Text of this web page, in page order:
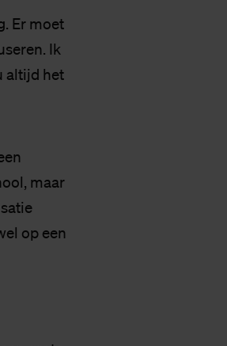
Er moet
Ik
altijd het
maar
op een